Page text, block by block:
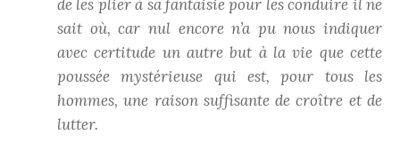
de les plier à sa fantaisie pour les conduire il ne
sait où, car nul encore n’a pu nous indiquer
avec certitude un autre but à la vie que cette
poussée mystérieuse qui est, pour tous les
hommes, une raison suffisante de croître et de
lutter.